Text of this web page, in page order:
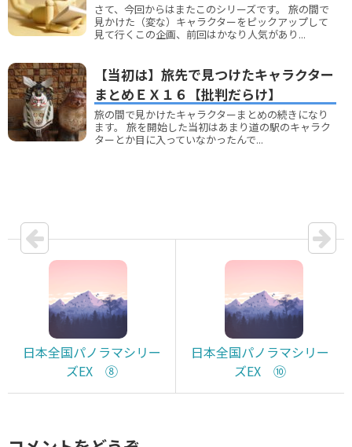
さて、今回からはまたこのシリーズです。 旅の間で
見かけた（変な）キャラクターをピックアップして
見て行くこの企画、前回はかなり人気があり...
【当初は】旅先で見つけたキャラクター
まとめＥＸ１６【批判だらけ】
旅の間で見かけたキャラクターまとめの続きになり
ます。 旅を開始した当初はあまり道の駅のキャラク
ターとか目に入っていなかったんで...
日本全国パノラマシリー
ズEX ⑧
日本全国パノラマシリー
ズEX ⑩